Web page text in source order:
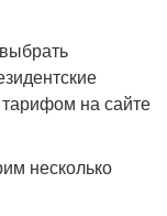
на сайте
несколько